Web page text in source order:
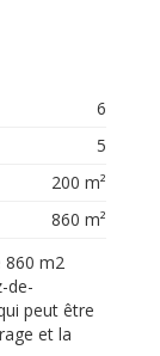
6
5
200 m²
860 m²
860 m2
de-
peut être
et la